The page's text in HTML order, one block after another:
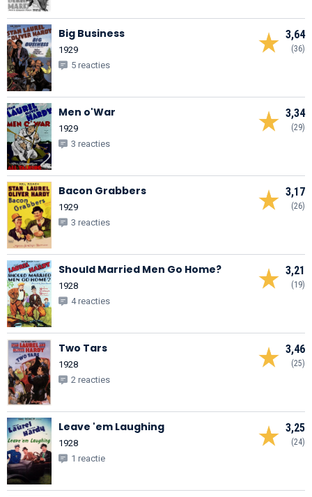
3,64
(36)
Big Business
1929
5 reacties
3,34
(29)
Men o'War
1929
3 reacties
3,17
(26)
Bacon Grabbers
1929
3 reacties
3,21
(19)
Should Married Men Go Home?
1928
4 reacties
3,46
(25)
Two Tars
1928
2 reacties
3,25
(24)
Leave 'em Laughing
1928
1 reactie